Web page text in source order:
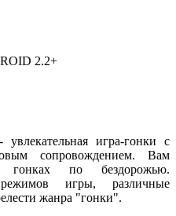
2.2+
игра-гонки с
сопровождением. Вам
гонках по бездорожью.
игры, различные
жанра "гонки".